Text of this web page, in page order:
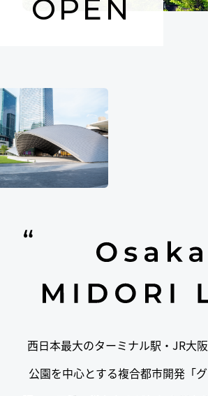
OPEN
西日本最大のターミナル駅・JR大
公園を中心とする複合都市開発「